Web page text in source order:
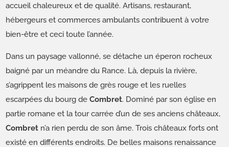
accueil chaleureux et de qualité. Artisans, restaurant,
hébergeurs et commerces ambulants contribuent à votre
bien-être et ceci toute l’année.
Dans un paysage vallonné, se détache un éperon rocheux
baigné par un méandre du Rance. Là, depuis la rivière,
s’agrippent les maisons de grès rouge et les ruelles
escarpées du bourg deCombret. Dominé par son église en
partie romane et la tour carrée d’un de ses anciens châteaux,
Combret n’a rien perdu de son âme. Trois châteaux forts ont
existé en différents endroits. De belles maisons renaissance